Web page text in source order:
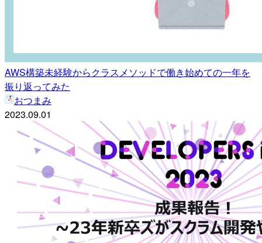
AWS構築未経験からクラスメソッドで働き始めての一年を
振り返ってみた
おつまみ
2023.09.01